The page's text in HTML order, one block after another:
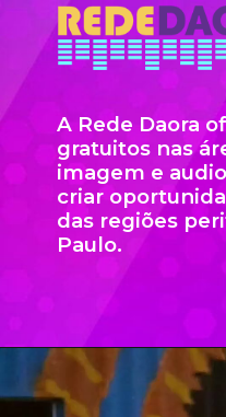
A Rede Daora
gratuitos nas
imagem e
criar
das regiões
Paulo.